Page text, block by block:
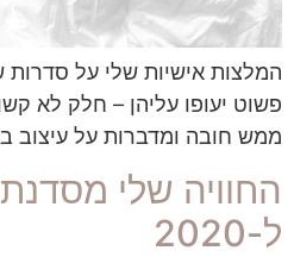
המלצות אישיות שלי על סדרות
פשוט יעופו עליהן – חלק לא
ממש חובה ומדברות על עיצוב
החוויה שלי מסדנת
ל-2020